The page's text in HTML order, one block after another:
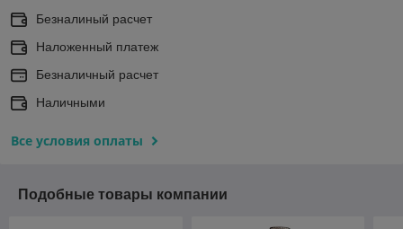
Безналиный расчет
Наложенный платеж
Безналичный расчет
Наличными
Все условия оплаты
Подобные товары компании